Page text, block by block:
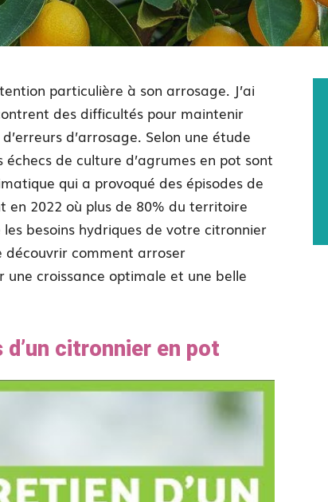
particulière à son arrosage. J’ai
des difficultés pour maintenir
d’arrosage. Selon une étude
échecs de culture d’agrumes en pot sont
qui a provoqué des épisodes de
en 2022 où plus de 80% du territoire
besoins hydriques de votre citronnier
découvrir comment arroser
croissance optimale et une belle
citronnier en pot